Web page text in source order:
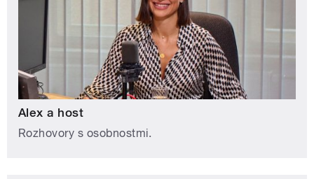
Alex a host
Rozhovory s osobnostmi.